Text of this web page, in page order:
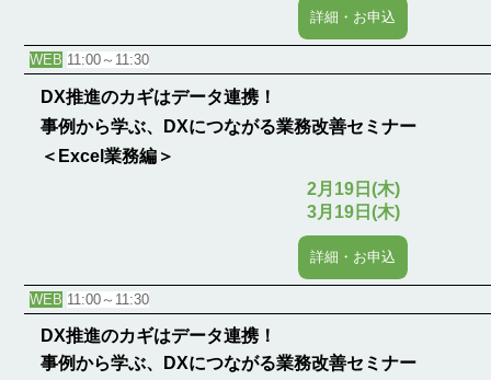
詳細・お申込
WEB 11:00～11:30
DX推進のカギはデータ連携！
事例から学ぶ、DXにつながる業務改善セミナー
＜Excel業務編＞
2月19日(木)
3月19日(木)
詳細・お申込
WEB 11:00～11:30
DX推進のカギはデータ連携！
事例から学ぶ、DXにつながる業務改善セミナー